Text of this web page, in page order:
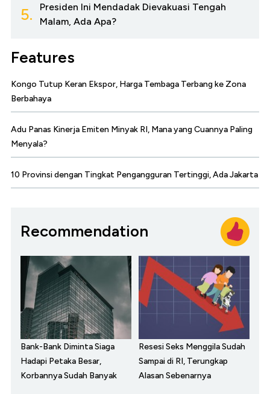
5.
Presiden Ini Mendadak Dievakuasi Tengah
Malam, Ada Apa?
Features
Kongo Tutup Keran Ekspor, Harga Tembaga Terbang ke Zona
Berbahaya
Adu Panas Kinerja Emiten Minyak RI, Mana yang Cuannya Paling
Menyala?
10 Provinsi dengan Tingkat Pengangguran Tertinggi, Ada Jakarta
Recommendation
Bank-Bank Diminta Siaga
Hadapi Petaka Besar,
Korbannya Sudah Banyak
Resesi Seks Menggila Sudah
Sampai di RI, Terungkap
Alasan Sebenarnya